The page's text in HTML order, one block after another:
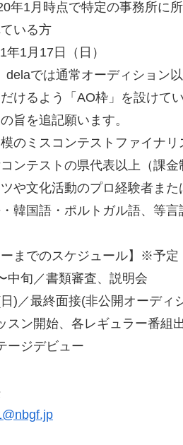
年1月時点で特定の事務所に
いる方
年1月17日（日）
delaでは通常オーディション
けるよう「AO枠」を設けて
旨を追記願います。
のミスコンテストファイナリ
ンテストの県代表以上（課金
や文化活動のプロ経験者また
韓国語・ポルトガル語、等言
ーまでのスケジュール】※予定
中旬／書類審査、説明会
)／最終面接(非公開オーディ
スン開始、各レギュラー番組
ージデビュー